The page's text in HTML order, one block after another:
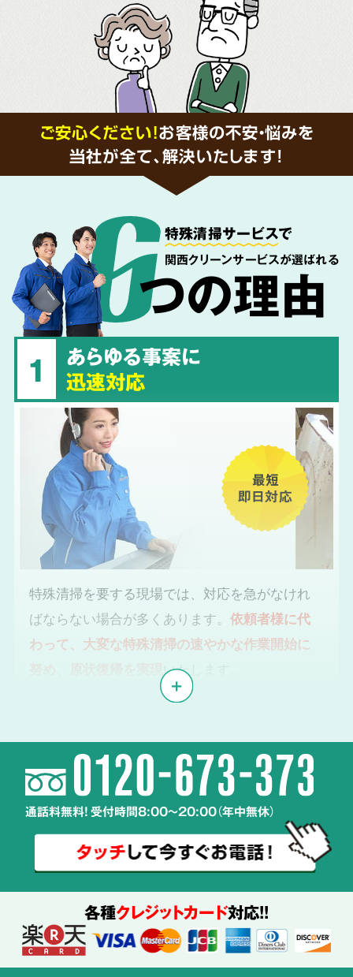
ご安心ください！お客様の不安・悩みを
当社が全て、解決いたします!
特殊清掃サービスで
関西クリーンサービスが選ばれる
つの理由
1
あらゆる事案に
迅速対応
最短
即日対応
特殊清掃を要する現場では、対応を急がなけれ
ばならない場合が多くあります。依頼者様に代
わって、大変な特殊清掃の速やかな作業開始に
いたします。
2
体液や汚物、雑菌の
除去・除菌・洗浄
使用する
薬剤も
通話料無料! 受付時間8:00～20:00（年中無休）
各種クレジットカード対応!!